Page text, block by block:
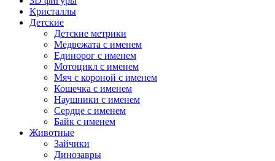
Кристаллы
Детские
Детские метрики
Медвежата с именем
Единорог с именем
Мотоцикл с именем
Мяч с короной с именем
Кошечка с именем
Наушники с именем
Сердце с именем
Байк с именем
Животные
Зайчики
Динозавры